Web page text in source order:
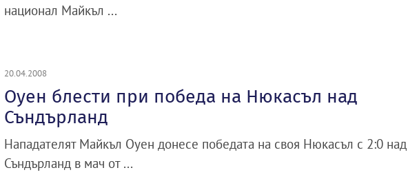
национал Майкъл ...
20.04.2008
Оуен блести при победа на Нюкасъл над
Съндърланд
Нападателят Майкъл Оуен донесе победата на своя Нюкасъл с 2:0 над
Съндърланд в мач от ...